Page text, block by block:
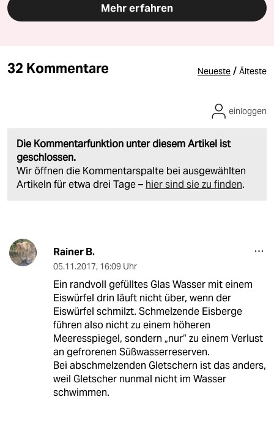
Mehr erfahren
32 Kommentare Neueste / Älteste
Die Kommentarfunktion unter diesem Artikel ist
geschlossen.
Wir öffnen die Kommentarspalte bei ausgewählten
Artikeln für etwa drei Tage – hier sind sie zu finden.
einloggen
Rainer B.
05.11.2017, 16:09 Uhr
Ein randvoll gefülltes Glas Wasser mit einem
Eiswürfel drin läuft nicht über, wenn der
Eiswürfel schmilzt. Schmelzende Eisberge
führen also nicht zu einem höheren
Meeresspiegel, sondern „nur“ zu einem Verlust
an gefrorenen Süßwasserreserven.
Bei abschmelzenden Gletschern ist das anders,
weil Gletscher nunmal nicht im Wasser
schwimmen.